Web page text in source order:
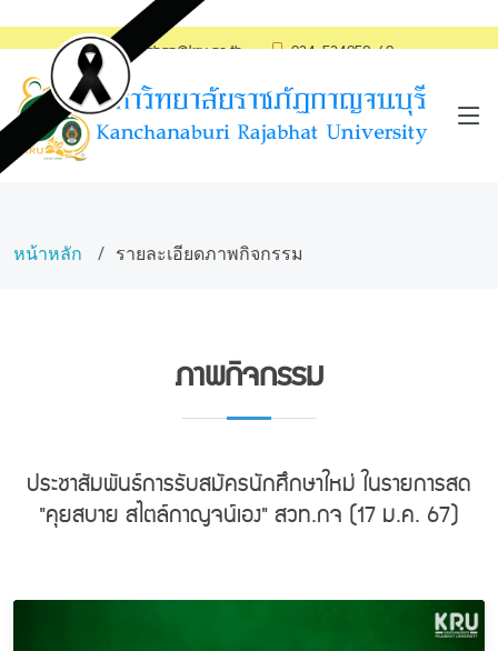
saraban@kru.ac.th 034-534059-60
หน้าหลัก รายละเอียดภาพกิจกรรม
ภาพกิจกรรม
ประชาสัมพันธ์การรับสมัครนักศึกษาใหม่ ในรายการสด
"คุยสบาย สไตล์กาญจน์เอง" สวท.กจ (17 ม.ค. 67)